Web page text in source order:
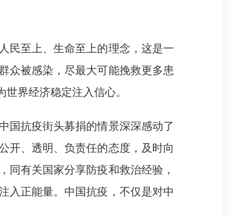
至上、生命至上的理念，这是一
众被感染，尽最大可能挽救更多患
界经济稳定注入信心。
抗疫街头募捐的情景深深感动了
开、透明、负责任的态度，及时向
有关国家分享防疫和救治经验，
入正能量。中国抗疫，不仅是对中